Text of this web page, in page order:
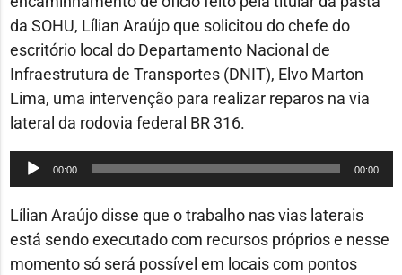
da SOHU, Lílian Araújo que solicitou do chefe do
escritório local do Departamento Nacional de
Infraestrutura de Transportes (DNIT), Elvo Marton
Lima, uma intervenção para realizar reparos na via
lateral da rodovia federal BR 316.
Tocador
de
áudio
00:00 00:00
Lílian Araújo disse que o trabalho nas vias laterais
está sendo executado com recursos próprios e nesse
momento só será possível em locais com pontos